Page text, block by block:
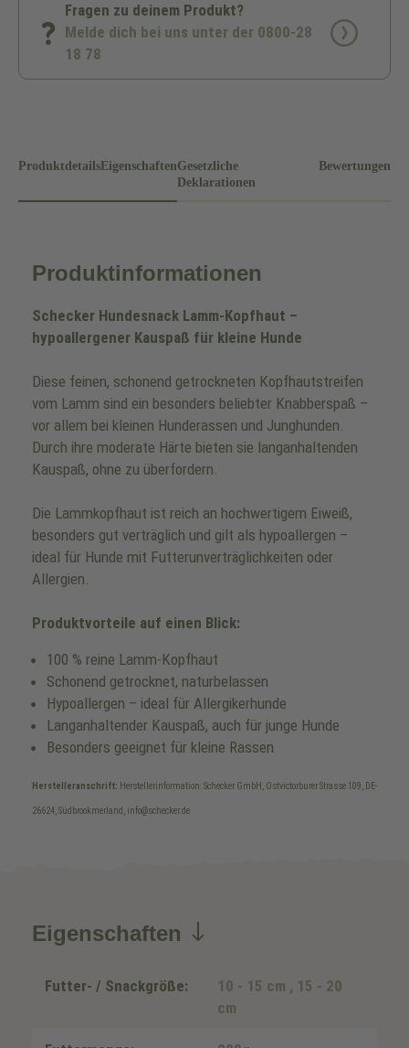
Fragen zu deinem Produkt?
Melde dich bei uns unter der 0800-28
18 78
ProduktdetailsEigenschaftenGesetzliche
Deklarationen
Bewertungen
Produktinformationen
Schecker Hundesnack Lamm-Kopfhaut –
hypoallergener Kauspaß für kleine Hunde
Diese feinen, schonend getrockneten Kopfhautstreifen
vom Lamm sind ein besonders beliebter Knabberspaß –
vor allem bei kleinen Hunderassen und Junghunden.
Durch ihre moderate Härte bieten sie langanhaltenden
Kauspaß, ohne zu überfordern.
Die Lammkopfhaut ist reich an hochwertigem Eiweiß,
besonders gut verträglich und gilt als hypoallergen –
ideal für Hunde mit Futterunverträglichkeiten oder
Allergien.
Produktvorteile auf einen Blick:
100 % reine Lamm-Kopfhaut
Schonend getrocknet, naturbelassen
Hypoallergen – ideal für Allergikerhunde
Langanhaltender Kauspaß, auch für junge Hunde
Besonders geeignet für kleine Rassen
Herstelleranschrift: Herstellerinformation: Schecker GmbH, Ostvictorburer Strasse 109, DE-
26624, Südbrookmerland, info@schecker.de
Eigenschaften
Futter- / Snackgröße: 10 - 15 cm , 15 - 20
cm